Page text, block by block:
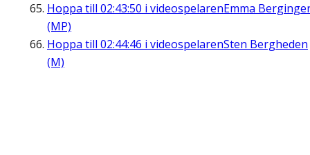
Hoppa till 02:43:50 i videospelarenEmma
(MP)
Hoppa till 02:44:46 i videospelarenSten Bergheden
(M)